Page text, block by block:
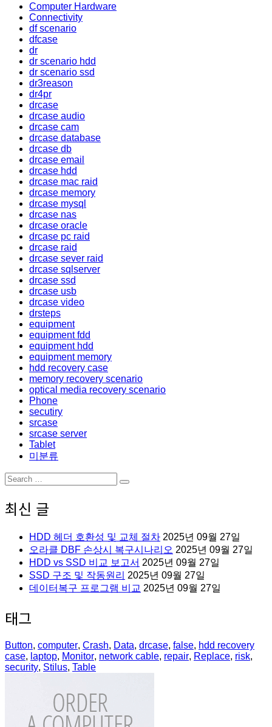
Computer Hardware
Connectivity
df scenario
dfcase
dr
dr scenario hdd
dr scenario ssd
dr3reason
dr4pr
drcase
drcase audio
drcase cam
drcase database
drcase db
drcase email
drcase hdd
drcase mac raid
drcase memory
drcase mysql
drcase nas
drcase oracle
drcase pc raid
drcase raid
drcase sever raid
drcase sqlserver
drcase ssd
drcase usb
drcase video
drsteps
equipment
equipment fdd
equipment hdd
equipment memory
hdd recovery case
memory recovery scenario
optical media recovery scenario
Phone
secutiry
srcase
srcase server
Tablet
미분류
Search
for:
Search
최신 글
HDD 헤더 호환성 및 교체 절차 2025년 09월 27일
오라클 DBF 손상시 복구시나리오 2025년 09월 27일
HDD vs SSD 비교 보고서 2025년 09월 27일
SSD 구조 및 작동원리 2025년 09월 27일
데이터복구 프로그램 비교 2025년 09월 27일
태그
Button, computer, Crash, Data, drcase, false, hdd recovery
case, laptop, Monitor, network cable, repair, Replace, risk,
security, Stilus, Table